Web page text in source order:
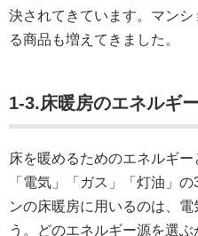
決されてきています。マン
る商品も増えてきました。
1-3.床暖房のエネルギ
床を暖めるためのエネルギー
「電気」「ガス」「灯油」
ンの床暖房に用いるのは、
う。どのエネルギー源を選